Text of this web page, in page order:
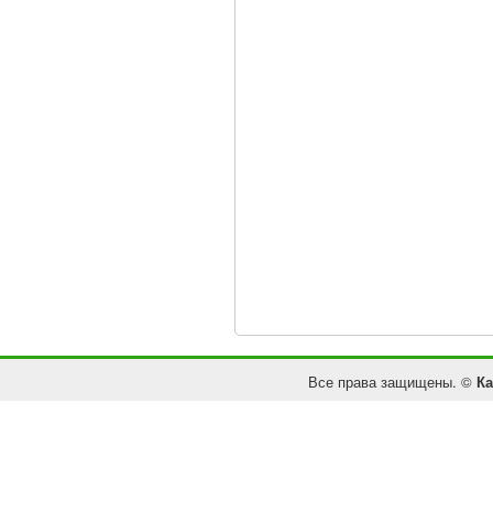
Все права защищены. ©